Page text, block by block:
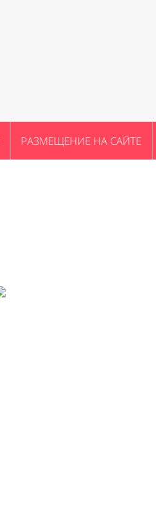
РАЗМЕЩЕНИЕ НА САЙТЕ